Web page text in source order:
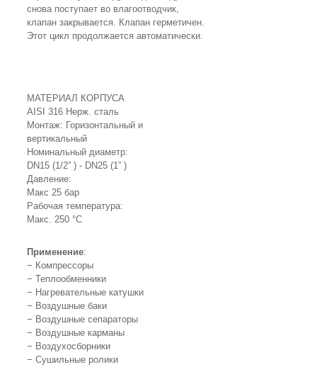
снова поступает во влагоотводчик,
клапан закрывается. Клапан герметичен.
Этот цикл продолжается автоматически.
МАТЕРИАЛ КОРПУСА
AISI 316 Нерж. сталь
Монтаж: Горизонтальный и
вертикальный
Номинальный диаметр:
DN15 (1/2” ) - DN25 (1” )
Давление:
Макс 25 бар
Рабочая температура:
Макс. 250 °C
Применение:
− Компрессоры
− Теплообменники
− Нагревательные катушки
− Воздушные баки
− Воздушные сепараторы
− Воздушные карманы
− Воздухосборники
− Сушильные ролики